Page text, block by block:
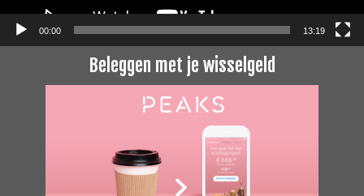
00:00 13:19
Beleggen met je wisselgeld